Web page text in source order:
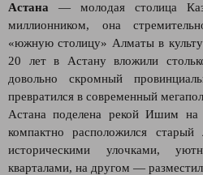
Астана — молодая столица
миллионником, она
«южную столицу» Алматы в
20 лет в Астану вложили
довольно скромный
превратился в современный
Астана поделена рекой Ишим
компактно расположился
историческими улочками,
кварталами, на другом —